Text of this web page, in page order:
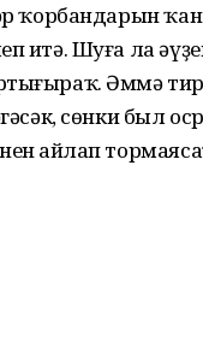
ҡорбандарын
итә. Шуға ла
Әммә
сөнки был
һайлап